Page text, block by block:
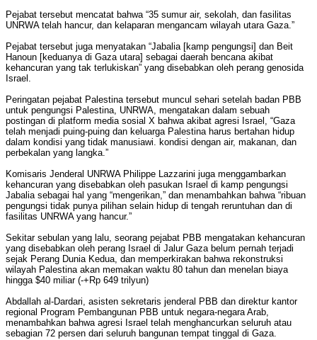
Pejabat tersebut mencatat bahwa “35 sumur air, sekolah, dan fasilitas
UNRWA telah hancur, dan kelaparan mengancam wilayah utara Gaza.”
Pejabat tersebut juga menyatakan “Jabalia [kamp pengungsi] dan Beit
Hanoun [keduanya di Gaza utara] sebagai daerah bencana akibat
kehancuran yang tak terlukiskan” yang disebabkan oleh perang genosida
Israel.
Peringatan pejabat Palestina tersebut muncul sehari setelah badan PBB
untuk pengungsi Palestina, UNRWA, mengatakan dalam sebuah
postingan di platform media sosial X bahwa akibat agresi Israel, “Gaza
telah menjadi puing-puing dan keluarga Palestina harus bertahan hidup
dalam kondisi yang tidak manusiawi. kondisi dengan air, makanan, dan
perbekalan yang langka.”
Komisaris Jenderal UNRWA Philippe Lazzarini juga menggambarkan
kehancuran yang disebabkan oleh pasukan Israel di kamp pengungsi
Jabalia sebagai hal yang “mengerikan,” dan menambahkan bahwa “ribuan
pengungsi tidak punya pilihan selain hidup di tengah reruntuhan dan di
fasilitas UNRWA yang hancur.”
Sekitar sebulan yang lalu, seorang pejabat PBB mengatakan kehancuran
yang disebabkan oleh perang Israel di Jalur Gaza belum pernah terjadi
sejak Perang Dunia Kedua, dan memperkirakan bahwa rekonstruksi
wilayah Palestina akan memakan waktu 80 tahun dan menelan biaya
hingga $40 miliar (-+Rp 649 trilyun)
Abdallah al-Dardari, asisten sekretaris jenderal PBB dan direktur kantor
regional Program Pembangunan PBB untuk negara-negara Arab,
menambahkan bahwa agresi Israel telah menghancurkan seluruh atau
sebagian 72 persen dari seluruh bangunan tempat tinggal di Gaza.